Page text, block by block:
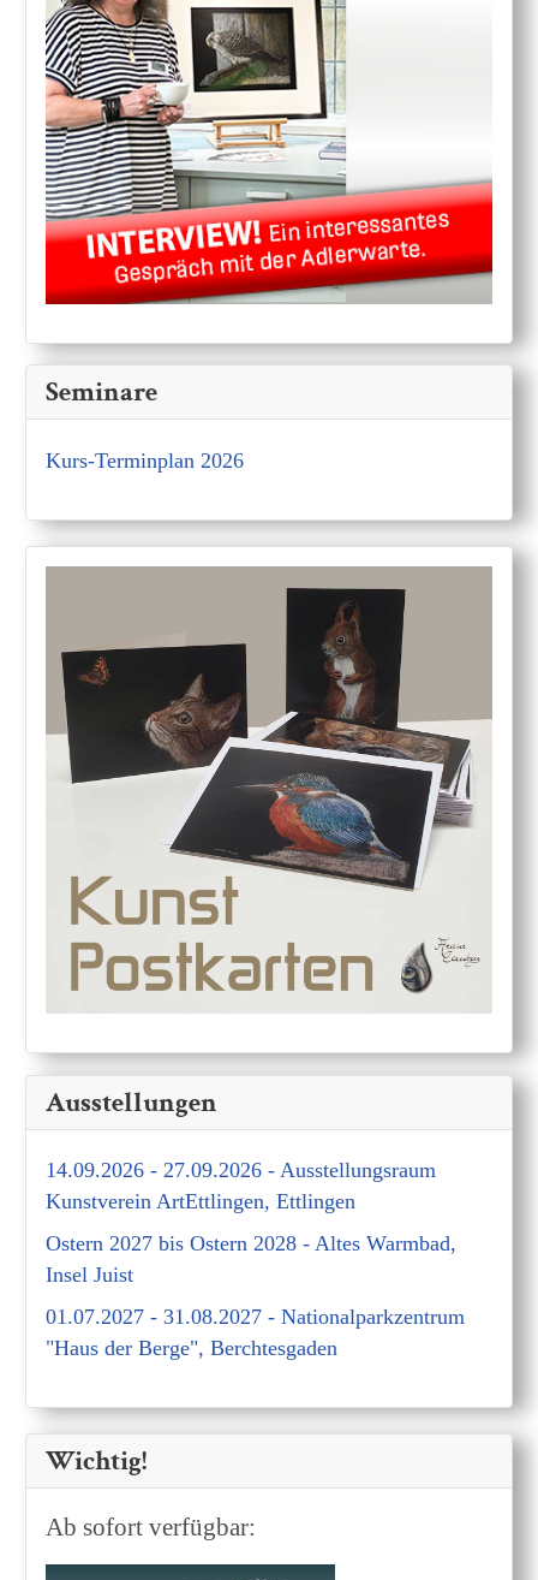
Seminare
Kurs-Terminplan 2026
Ausstellungen
14.09.2026 - 27.09.2026 - Ausstellungsraum
Kunstverein ArtEttlingen, Ettlingen
Ostern 2027 bis Ostern 2028 - Altes Warmbad,
Insel Juist
01.07.2027 - 31.08.2027 - Nationalparkzentrum
"Haus der Berge", Berchtesgaden
Wichtig!
Ab sofort verfügbar: